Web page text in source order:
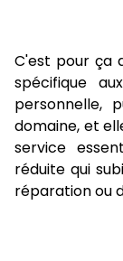
C'est pour ça
spécifique
personnelle,
domaine, et
service
réduite qui
réparation ou